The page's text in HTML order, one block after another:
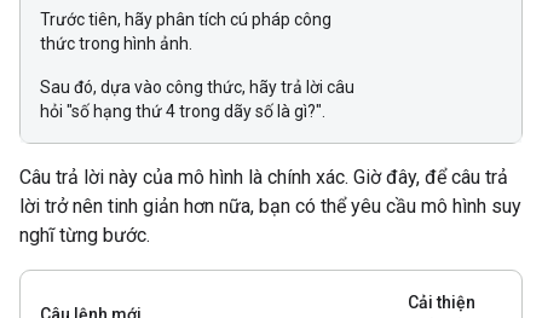
Trước tiên, hãy phân tích cú pháp công
thức trong hình ảnh.
Sau đó, dựa vào công thức, hãy trả lời câu
hỏi "số hạng thứ 4 trong dãy số là gì?".
Câu trả lời này của mô hình là chính xác. Giờ đây, để câu trả
lời trở nên tinh giản hơn nữa, bạn có thể yêu cầu mô hình suy
nghĩ từng bước.
Cải thiện